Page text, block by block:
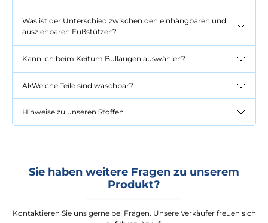
Was ist der Unterschied zwischen den einhängbaren und
ausziehbaren Fußstützen?
Kann ich beim Keitum Bullaugen auswählen?
AkWelche Teile sind waschbar?
Hinweise zu unseren Stoffen
Sie haben weitere Fragen zu unserem
Produkt?
Kontaktieren Sie uns gerne bei Fragen. Unsere Verkäufer freuen sich